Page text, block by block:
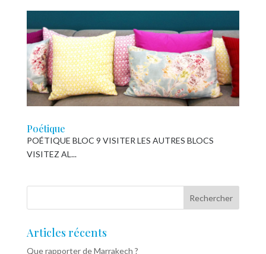
Poétique
POÉTIQUE BLOC 9 VISITER LES AUTRES BLOCS
VISITEZ AL...
Articles récents
Que rapporter de Marrakech ?